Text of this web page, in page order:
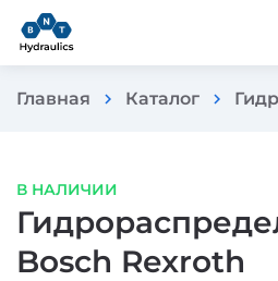
Главная chevron_right Каталог chevron_right
В НАЛИЧИИ
Bosch Rexroth